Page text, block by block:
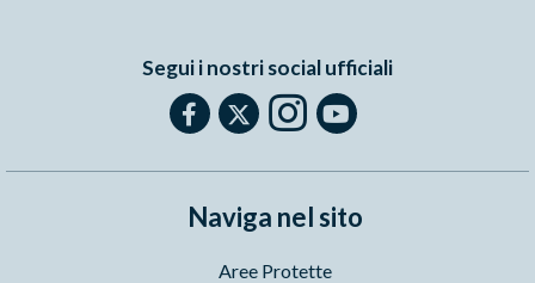
Segui i nostri social ufficiali
Naviga nel sito
Aree Protette